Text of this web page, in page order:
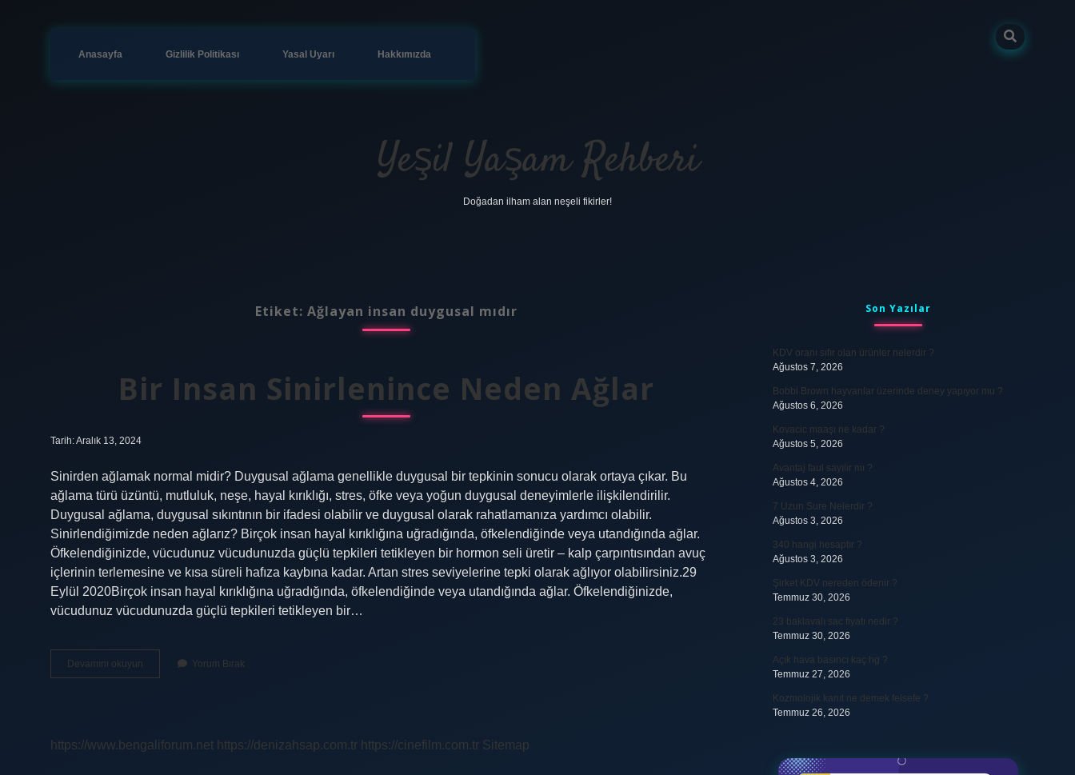
Anasayfa Gizlilik Politikası Yasal Uyarı Hakkımızda
Yeşil Yaşam Rehberi
Doğadan ilham alan neşeli fikirler!
Etiket: Ağlayan insan duygusal mıdır
Bir Insan Sinirlenince Neden Ağlar
Tarih: Aralık 13, 2024
Sinirden ağlamak normal midir? Duygusal ağlama genellikle duygusal bir tepkinin sonucu olarak ortaya çıkar. Bu
ağlama türü üzüntü, mutluluk, neşe, hayal kırıklığı, stres, öfke veya yoğun duygusal deneyimlerle ilişkilendirilir.
Duygusal ağlama, duygusal sıkıntının bir ifadesi olabilir ve duygusal olarak rahatlamanıza yardımcı olabilir.
Sinirlendiğimizde neden ağlarız? Birçok insan hayal kırıklığına uğradığında, öfkelendiğinde veya utandığında ağlar.
Öfkelendiğinizde, vücudunuz vücudunuzda güçlü tepkileri tetikleyen bir hormon seli üretir – kalp çarpıntısından avuç
içlerinin terlemesine ve kısa süreli hafıza kaybına kadar. Artan stres seviyelerine tepki olarak ağlıyor olabilirsiniz.29
Eylül 2020Birçok insan hayal kırıklığına uğradığında, öfkelendiğinde veya utandığında ağlar. Öfkelendiğinizde,
vücudunuz vücudunuzda güçlü tepkileri tetikleyen bir…
Devamını okuyun
Insan
Yorum Bırak
https://www.bengaliforum.net https://denizahsap.com.tr https://cinefilm.com.tr Sitemap
SidebarSon Yazılar
KDV oranı sıfır olan ürünler nelerdir ?
Ağustos 7, 2026
Bobbi Brown hayvanlar üzerinde deney yapıyor mu ?
Ağustos 6, 2026
Kovacic maaşı ne kadar ?
Ağustos 5, 2026
Avantaj faul sayılır mı ?
Ağustos 4, 2026
7 Uzun Sure Nelerdir ?
Ağustos 3, 2026
340 hangi hesaptır ?
Ağustos 3, 2026
Şirket KDV nereden ödenir ?
Temmuz 30, 2026
23 baklavalı sac fiyatı nedir ?
Temmuz 30, 2026
Açık hava basıncı kaç hg ?
Temmuz 27, 2026
Kozmolojik kanıt ne demek felsefe ?
Temmuz 26, 2026